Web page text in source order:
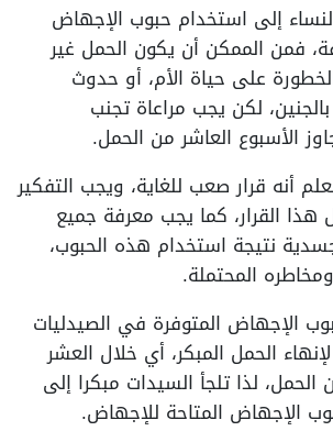
إلى استخدام حبوب الإجهاض
فمن الممكن أن يكون الحمل غير
على حياة الأم، أو حدوث
لكن يجب مراعاة تجنب
الأسبوع العاشر من الحمل.
أنه قرار صعب للغاية، ويجب التفكير
هذا القرار، كما يجب معرفة جميع
نتيجة استخدام هذه الحبوب،
المحتملة.
الإجهاض المتوفرة في الصيدليات
الحمل المبكر، أي خلال العشر
الحمل، لذا تلجأ السيدات مبكرا إلى
الإجهاض المتاحة للإجهاض.